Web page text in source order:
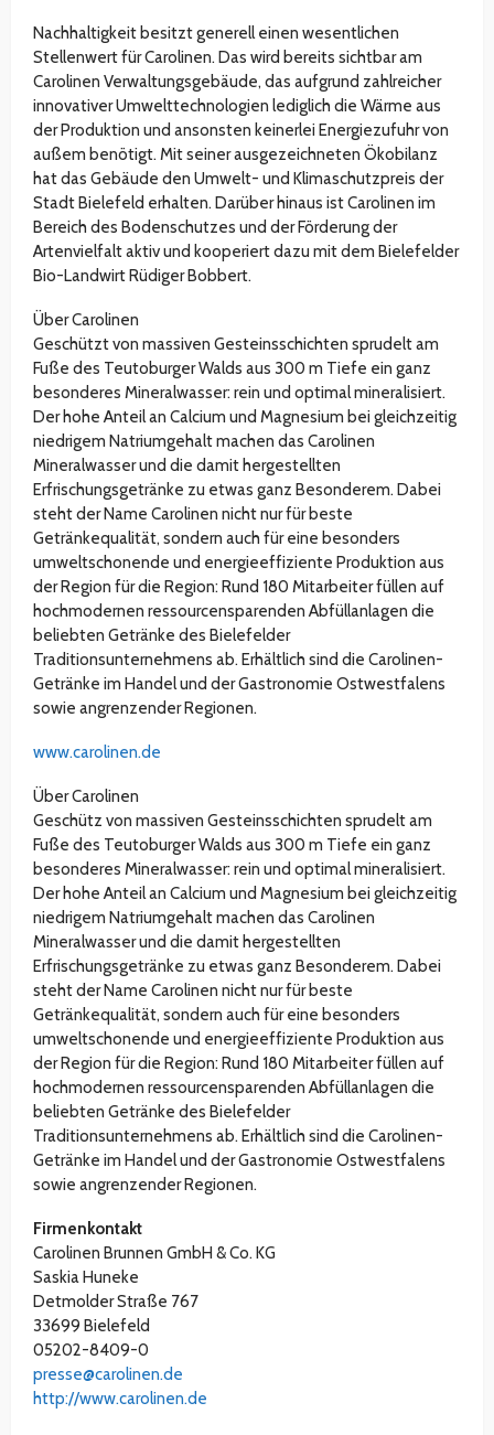
Nachhaltigkeit besitzt generell einen wesentlichen
Stellenwert für Carolinen. Das wird bereits sichtbar am
Carolinen Verwaltungsgebäude, das aufgrund zahlreicher
innovativer Umwelttechnologien lediglich die Wärme aus
der Produktion und ansonsten keinerlei Energiezufuhr von
außem benötigt. Mit seiner ausgezeichneten Ökobilanz
hat das Gebäude den Umwelt- und Klimaschutzpreis der
Stadt Bielefeld erhalten. Darüber hinaus ist Carolinen im
Bereich des Bodenschutzes und der Förderung der
Artenvielfalt aktiv und kooperiert dazu mit dem Bielefelder
Bio-Landwirt Rüdiger Bobbert.
Über Carolinen
Geschützt von massiven Gesteinsschichten sprudelt am
Fuße des Teutoburger Walds aus 300 m Tiefe ein ganz
besonderes Mineralwasser: rein und optimal mineralisiert.
Der hohe Anteil an Calcium und Magnesium bei gleichzeitig
niedrigem Natriumgehalt machen das Carolinen
Mineralwasser und die damit hergestellten
Erfrischungsgetränke zu etwas ganz Besonderem. Dabei
steht der Name Carolinen nicht nur für beste
Getränkequalität, sondern auch für eine besonders
umweltschonende und energieeffiziente Produktion aus
der Region für die Region: Rund 180 Mitarbeiter füllen auf
hochmodernen ressourcensparenden Abfüllanlagen die
beliebten Getränke des Bielefelder
Traditionsunternehmens ab. Erhältlich sind die Carolinen-
Getränke im Handel und der Gastronomie Ostwestfalens
sowie angrenzender Regionen.
www.carolinen.de
Über Carolinen
Geschütz von massiven Gesteinsschichten sprudelt am
Fuße des Teutoburger Walds aus 300 m Tiefe ein ganz
besonderes Mineralwasser: rein und optimal mineralisiert.
Der hohe Anteil an Calcium und Magnesium bei gleichzeitig
niedrigem Natriumgehalt machen das Carolinen
Mineralwasser und die damit hergestellten
Erfrischungsgetränke zu etwas ganz Besonderem. Dabei
steht der Name Carolinen nicht nur für beste
Getränkequalität, sondern auch für eine besonders
umweltschonende und energieeffiziente Produktion aus
der Region für die Region: Rund 180 Mitarbeiter füllen auf
hochmodernen ressourcensparenden Abfüllanlagen die
beliebten Getränke des Bielefelder
Traditionsunternehmens ab. Erhältlich sind die Carolinen-
Getränke im Handel und der Gastronomie Ostwestfalens
sowie angrenzender Regionen.
Firmenkontakt
Carolinen Brunnen GmbH & Co. KG
Saskia Huneke
Detmolder Straße 767
33699 Bielefeld
05202-8409-0
presse@carolinen.de
http://www.carolinen.de